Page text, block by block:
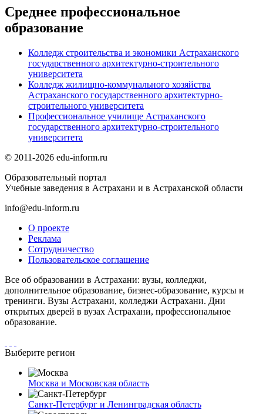
Среднее профессиональное
образование
Колледж строительства и экономики Астраханского
государственного архитектурно-строительного
университета
Колледж жилищно-коммунального хозяйства
Астраханского государственного архитектурно-
строительного университета
Профессиональное училище Астраханского
государственного архитектурно-строительного
университета
© 2011-2026 edu-inform.ru
Образовательный портал
Учебные заведения в Астрахани и в Астраханской области
info@edu-inform.ru
О проекте
Реклама
Сотрудничество
Пользовательское соглашение
Все об образовании в Астрахани: вузы, колледжи,
дополнительное образование, бизнес-образование, курсы и
тренинги. Вузы Астрахани, колледжи Астрахани. Дни
открытых дверей в вузах Астрахани, профессиональное
образование.
Выберите регион
Москва и Московская область
Санкт-Петербург и Ленинградская область